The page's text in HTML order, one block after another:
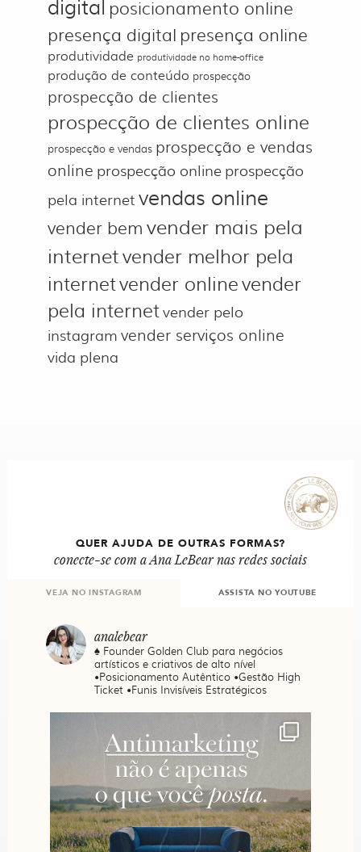
digital posicionamento online
presença digitalpresença online
produtividade produtividade no home-office
produção de conteúdo prospecção
prospecção de clientes
prospecção de clientes online
prospecção e vendas prospecção e vendas
online prospecção online prospecção
pela internet vendas online
vender bemvender mais pela
internetvender melhor pela
internetvender onlinevender
pela internetvender pelo
instagram vender serviços online
vida plena
QUER AJUDA DE OUTRAS FORMAS?
conecte-se com a Ana LeBear nas redes sociais
VEJA NO INSTAGRAM ASSISTA NO YOUTUBE
analebear
♠️ Founder Golden Club para negócios
artísticos e criativos de alto nível
•Posicionamento Autêntico •Gestão High
Ticket •Funis Invisíveis Estratégicos